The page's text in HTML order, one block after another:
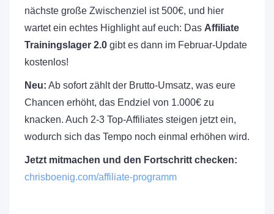
nächste große Zwischenziel ist 500€, und hier
wartet ein echtes Highlight auf euch: Das Affiliate
Trainingslager 2.0 gibt es dann im Februar-Update
kostenlos!
Neu: Ab sofort zählt der Brutto-Umsatz, was eure
Chancen erhöht, das Endziel von 1.000€ zu
knacken. Auch 2-3 Top-Affiliates steigen jetzt ein,
wodurch sich das Tempo noch einmal erhöhen wird.
Jetzt mitmachen und den Fortschritt checken:
chrisboenig.com/affiliate-programm